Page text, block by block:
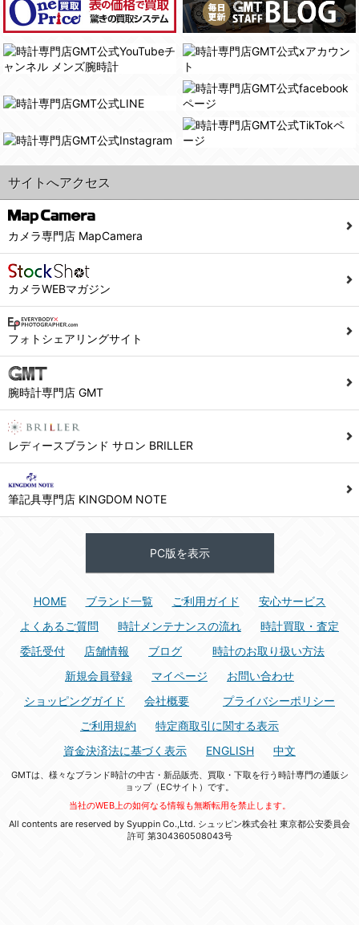
サイトへアクセス
カメラ専門店 MapCamera
カメラWEBマガジン
フォトシェアリングサイト
腕時計専門店 GMT
レディースブランド サロン BRILLER
筆記具専門店 KINGDOM NOTE
PC版を表示
HOME ブランド一覧 ご利用ガイド
安心サービス
よくあるご質問
時計メンテナンスの流れ
時計買取・査定
委託受付
店舗情報 ブログ
時計のお取り扱い方法
新規会員登録
マイページ
お問い合わせ
ショッピングガイド
会社概要
プライバシーポリシー
ご利用規約
特定商取引に関する表示
資金決済法に基づく表示
ENGLISH 中文
GMTは、様々なブランド時計の中古・新品販売、買取・下取を行う時計専門の通販シ
ョップ（ECサイト）です。
当社のWEB上の如何なる情報も無断転用を禁止します。
All contents are reserved by Syuppin Co.,Ltd. シュッピン株式会社 東京都公安委員会
許可 第304360508043号